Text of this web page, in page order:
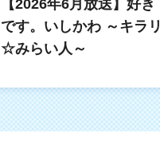
【2026年6月放送】好き
です。いしかわ ～キラリ
☆みらい人～